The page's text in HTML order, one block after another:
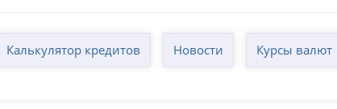
Калькулятор кредитов Новости Курсы валют